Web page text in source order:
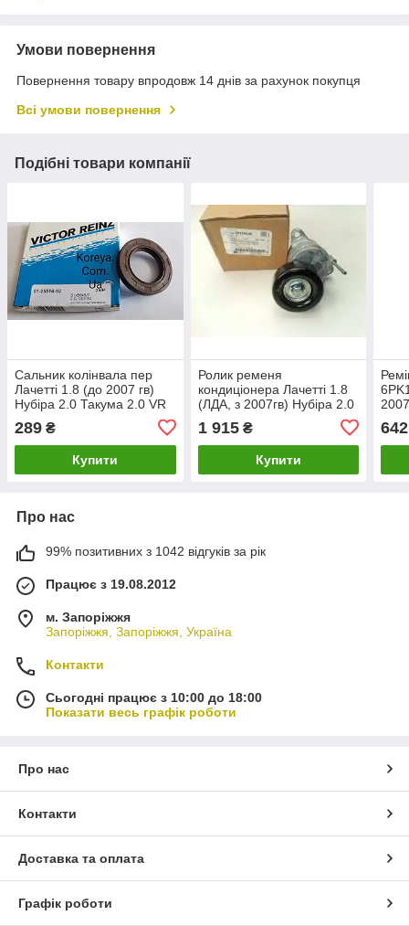
Умови повернення
Повернення товару впродовж 14 днів за рахунок покупця
Всі умови повернення
Подібні товари компанії
Сальник колінвала пер
Лачетті 1.8 (до 2007 гв)
Нубіра 2.0 Такума 2.0 VR
289 ₴
Купити
Ролик ременя
кондиціонера Лачетті 1.8
(ЛДА, з 2007гв) Нубіра 2.0
1 915₴
Купити
642
Про нас
99% позитивних з 1042 відгуків за рік
Працює з 19.08.2012
м. Запоріжжя
Запоріжжя, Запоріжжя, Україна
Контакти
Сьогодні працює з 10:00 до 18:00
Показати весь графік роботи
Про нас
Контакти
Доставка та оплата
Графік роботи